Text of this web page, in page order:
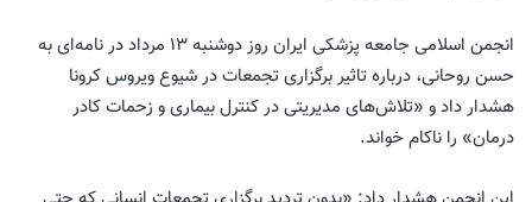
انجمن اسلامی جامعه پزشکی ایران روز دوشنبه ۱۳ مرداد در نامه‌ای به
حسن روحانی، درباره تاثیر برگزاری تجمعات در شیوع ویروس کرونا
هشدار داد و «تلاش‌های مدیریتی در کنترل بیماری و زحمات کادر
درمان» را ناکام خواند.